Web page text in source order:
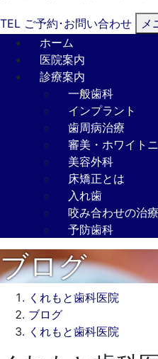
TEL ご予約･ お問い合わせ
メ
ホーム
医院案内
診療案内
一般歯科
インプラント
歯周病治療
審美・ホワイト
美容外科
床矯正とは
入れ歯
咬み合わせの治療
予防歯科
ブログ
くれもと歯科医院
ブログ
くれもと歯科医院